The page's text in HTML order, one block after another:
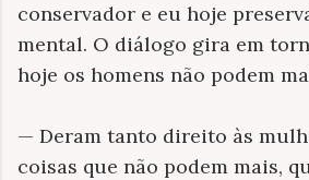
conservador e eu hoje
mental. O diálogo gira em
hoje os homens não podem
— Deram tanto direito às
coisas que não podem mais,